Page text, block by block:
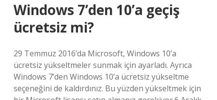
Windows 7’den 10’a geçiş
ücretsiz mi?
29 Temmuz 2016’da Microsoft, Windows 10’a
ücretsiz yükseltmeler sunmak için ayarladı. Ayrıca
Windows 7’den Windows 10’a ücretsiz yükseltme
seçeneğini de kaldırdınız. Bu yüzden yükseltmek için